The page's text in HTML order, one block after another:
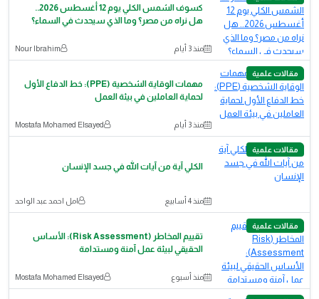
كسوف الشمس الكلي يوم 12 أغسطس 2026..
هل نراه من مصر؟ وما الذي سيحدث في السماء؟
منذ 3 أيام Nour Ibrahim
مقالات علمية
مهمات الوقاية الشخصية (PPE): خط الدفاع الأول
لحماية العاملين في بيئة العمل
منذ 3 أيام Mostafa Mohamed Elsayed
مقالات علمية
الكلي آية من آيات الله في جسد الإنسان
منذ 4 أسابيع امل احمد عبد الواحد
مقالات علمية
تقييم المخاطر (Risk Assessment): الأساس
الحقيقي لبيئة عمل آمنة ومستدامة
منذ أسبوع Mostafa Mohamed Elsayed